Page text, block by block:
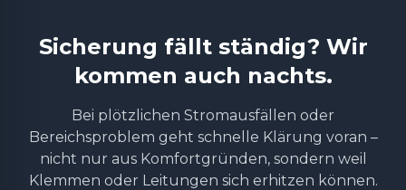
Sicherung fällt ständig? Wir
kommen auch nachts.
Bei plötzlichen Stromausfällen oder
Bereichsproblem geht schnelle Klärung voran –
nicht nur aus Komfortgründen, sondern weil
Klemmen oder Leitungen sich erhitzen können.